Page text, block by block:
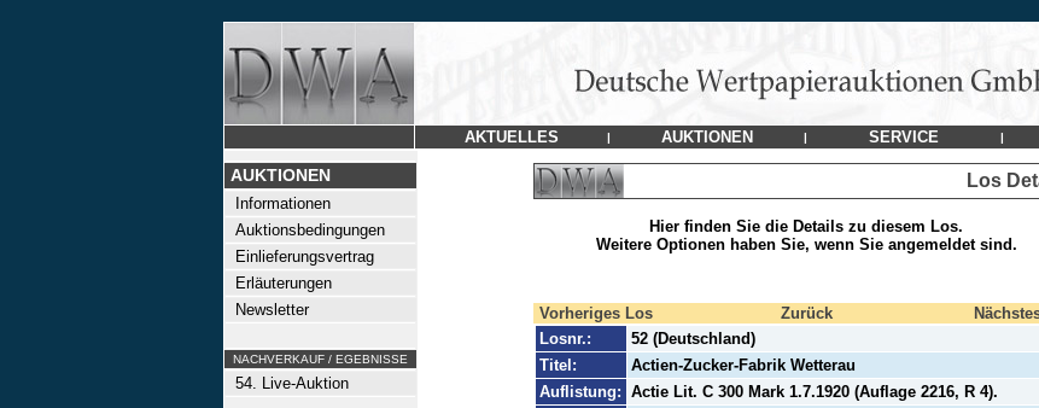
AKTUELLES | AUKTIONEN | SERVICE |
AUKTIONEN
Informationen
Auktionsbedingungen
Einlieferungsvertrag
Erläuterungen
Newsletter
NACHVERKAUF / EGEBNISSE
54. Live-Auktion
Los
Hier finden Sie die Details zu diesem Los.
Weitere Optionen haben Sie, wenn Sie angemeldet sind.
Vorheriges Los Zurück
Losnr.:
52 (Deutschland)
Titel:
Actien-Zucker-Fabrik Wetterau
Auflistung: Actie Lit. C 300 Mark 1.7.1920 (Auflage 2216, R 4).